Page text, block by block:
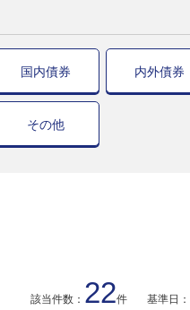
国内債券 内外債券
その他
該当件数： 22件 基準日：